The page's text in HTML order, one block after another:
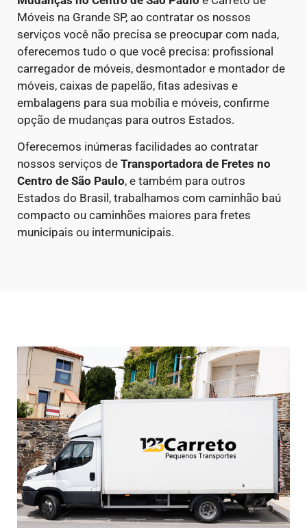
Móveis na Grande SP, ao contratar os nossos
serviços você não precisa se preocupar com nada,
oferecemos tudo o que você precisa: profissional
carregador de móveis, desmontador e montador de
móveis, caixas de papelão, fitas adesivas e
embalagens para sua mobília e móveis, confirme
opção de mudanças para outros Estados.
Oferecemos inúmeras facilidades ao contratar
nossos serviços de Transportadora de Fretes no
Centro de São Paulo, e também para outros
Estados do Brasil, trabalhamos com caminhão baú
compacto ou caminhões maiores para fretes
municipais ou intermunicipais.